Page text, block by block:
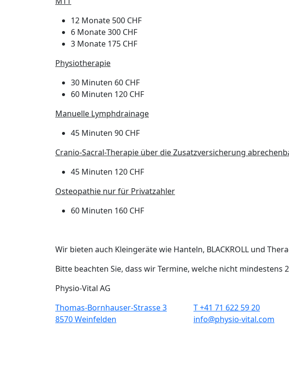
12 Monate 500 CHF
6 Monate 300 CHF
3 Monate 175 CHF
Physiotherapie
30 Minuten 60 CHF
60 Minuten 120 CHF
Manuelle Lymphdrainage
45 Minuten 90 CHF
Cranio-Sacral-Therapie über die Zusatzversicherung
45 Minuten 120 CHF
Osteopathie nur für Privatzahler
60 Minuten 160 CHF
Wir bieten auch Kleingeräte wie Hanteln, BLACKROLL und
Bitte beachten Sie, dass wir Termine, welche nicht
Physio-Vital AG
Thomas-Bornhauser-Strasse 3
8570 Weinfelden
T +41 71 622 59 20
info@physio-vital.com